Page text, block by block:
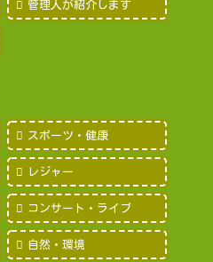
管理人が紹介します
スポーツ・健康
レジャー
コンサート・ライブ
自然・環境